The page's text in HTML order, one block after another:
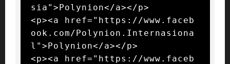
sia">Polynion</a></p>
<p><a href="https://www.faceb
ook.com/Polynion.Internasiona
l">Polynion</a></p>
<p><a href="https://www.faceb